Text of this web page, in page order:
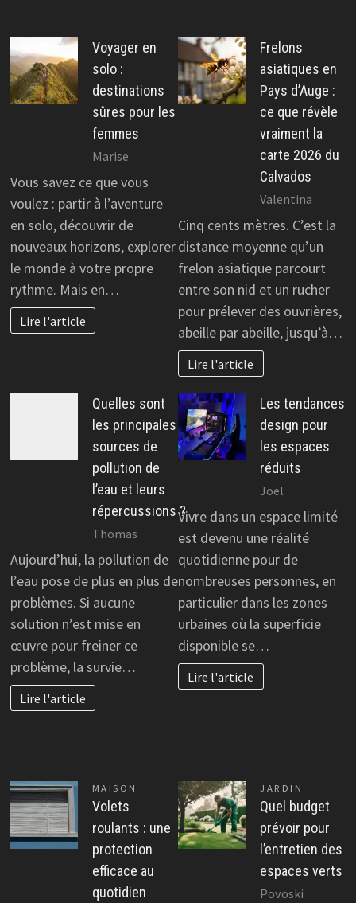
Voyager en
solo :
destinations
sûres pour les
femmes
Marise
Vous savez ce que vous
voulez : partir à l’aventure
en solo, découvrir de
nouveaux horizons, explorer
le monde à votre propre
rythme. Mais en…
Lire l'article
Frelons
asiatiques en
Pays d’Auge :
ce que révèle
vraiment la
carte 2026 du
Calvados
Valentina
Cinq cents mètres. C’est la
distance moyenne qu’un
frelon asiatique parcourt
entre son nid et un rucher
pour prélever des ouvrières,
abeille par abeille, jusqu’à…
Lire l'article
Quelles sont
les principales
sources de
pollution de
l’eau et leurs
répercussions ?
Thomas
Aujourd’hui, la pollution de
l’eau pose de plus en plus de
problèmes. Si aucune
solution n’est mise en
œuvre pour freiner ce
problème, la survie…
Lire l'article
Les tendances
design pour
les espaces
réduits
Joel
Vivre dans un espace limité
est devenu une réalité
quotidienne pour de
nombreuses personnes, en
particulier dans les zones
urbaines où la superficie
disponible se…
Lire l'article
MAISON
Volets
roulants : une
protection
efficace au
quotidien
JARDIN
Quel budget
prévoir pour
l’entretien des
espaces verts
Povoski